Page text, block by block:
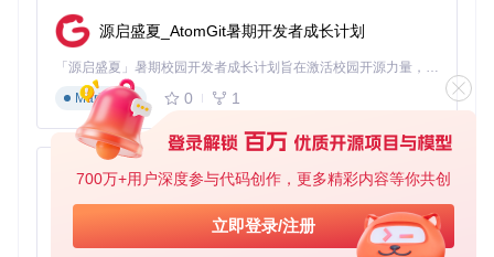
700万+用户深度参与代码创作，更多精彩内容等你共创
立即登录/注册
源启盛夏_AtomGit暑期开发者成长计划
「源启盛夏」暑期校园开发者成长计划旨在激活校园开源力量，通过积分激励、认证扶持、资源倾斜等形式，引导高校组织和开发者完成「入驻 — 建项目 — 做贡献 — 获认证 — 得资源」的完整闭环。无论你是想带领社团入驻平台的组织者，还是希望用代码贡献证明自己的开发者，都能在这里找到属于你的成长路径。
Markdown
0 1
py-xiaozhi
基于Python的Xiaozhi AI，适用于想要完整Xiaozhi体验而无需拥有专用硬件的用户。
Python
0 1